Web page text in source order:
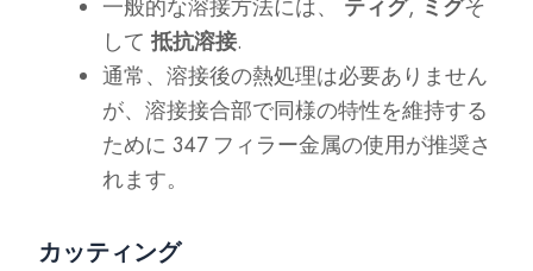
一般的な溶接方法には、 ティグ, ミグそ
して抵抗溶接.
通常、溶接後の熱処理は必要ありません
が、溶接接合部で同様の特性を維持する
ために 347 フィラー金属の使用が推奨さ
れます。
カッティング